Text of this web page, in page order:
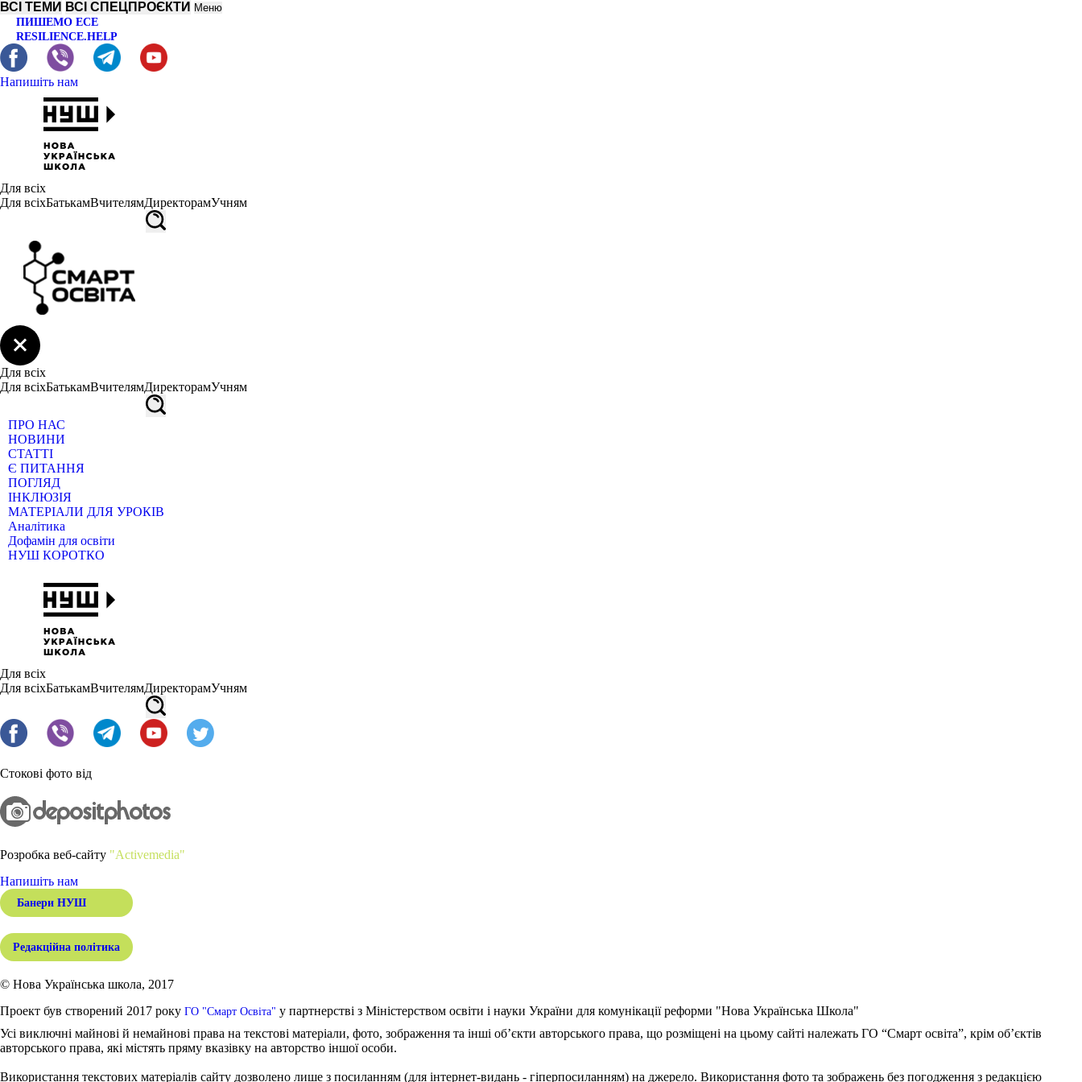
ВСІ ТЕМИ ВСІ СПЕЦПРОЄКТИ Меню
ПИШЕМО ЕСЕ
RESILIENCE.HELP
Напишіть нам
Для всіх
Для всіхБатькамВчителямДиректорамУчням
Для всіх
Для всіхБатькамВчителямДиректорамУчням
ПРО НАС
НОВИНИ
СТАТТІ
Є ПИТАННЯ
ПОГЛЯД
ІНКЛЮЗІЯ
МАТЕРІАЛИ ДЛЯ УРОКІВ
Аналітика
Дофамін для освіти
НУШ КОРОТКО
Для всіх
Для всіхБатькамВчителямДиректорамУчням
Стокові фото від
Розробка веб-сайту "Activemedia"
Напишіть нам
Банери НУШ
Редакційна політика
© Нова Українська школа, 2017
Проект був створений 2017 року ГО "Смарт Освіта" у партнерстві з Міністерством освіти і науки України для комунікації реформи "Нова Українська Школа"
Усі виключні майнові й немайнові права на текстові матеріали, фото, зображення та інші об’єкти авторського права, що розміщені на цьому сайті належать ГО “Смарт освіта”, крім об’єктів
авторського права, які містять пряму вказівку на авторство іншої особи.
Використання текстових матеріалів сайту дозволено лише з посиланням (для інтернет-видань - гіперпосиланням) на джерело. Використання фото та зображень без погодження з редакцією